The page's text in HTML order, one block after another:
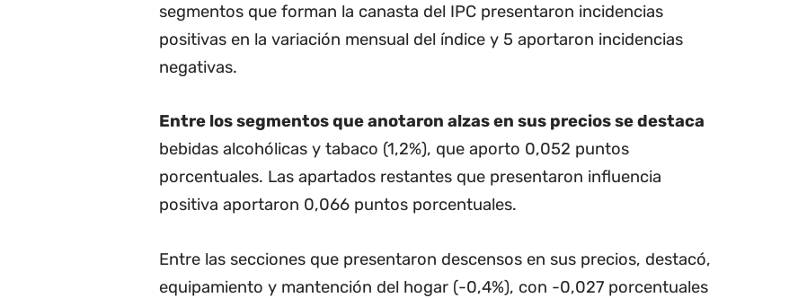
segmentos que forman la canasta del IPC presentaron incidencias
positivas en la variación mensual del índice y 5 aportaron incidencias
negativas.
Entre los segmentos que anotaron alzas en sus precios se destaca
bebidas alcohólicas y tabaco (1,2%), que aporto 0,052 puntos
porcentuales. Las apartados restantes que presentaron influencia
positiva aportaron 0,066 puntos porcentuales.
Entre las secciones que presentaron descensos en sus precios, destacó,
equipamiento y mantención del hogar (-0,4%), con -0,027 porcentuales